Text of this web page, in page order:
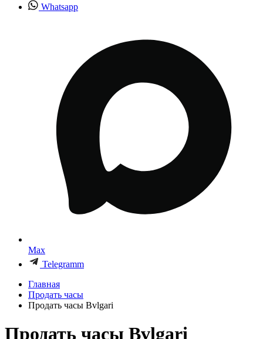
Whatsapp
Max
Telegramm
Главная
Продать часы
Продать часы Bvlgari
Продать часы Bvlgari